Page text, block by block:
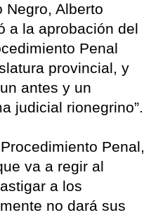
Negro, Alberto
a la aprobación del
Penal
provincial, y
antes y un
judicial rionegrino”.
Penal,
va a regir al
a los
no dará sus